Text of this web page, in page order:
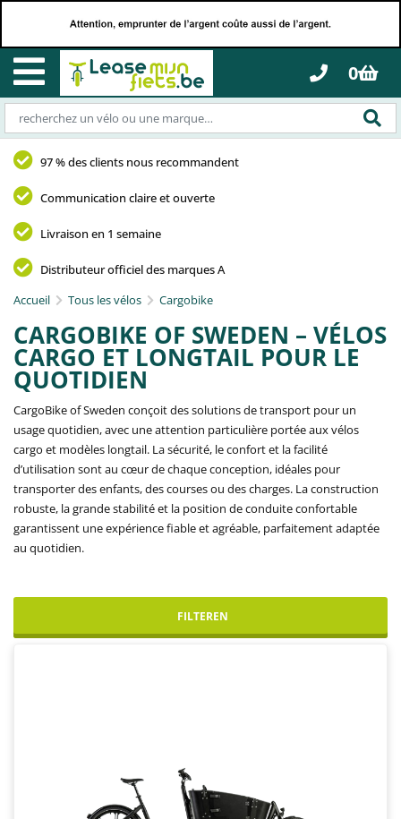
0
97 % des clients nous recommandent
Communication claire et ouverte
Livraison en 1 semaine
Distributeur officiel des marques A
Accueil
Tous les vélos Cargobike
CARGOBIKE OF SWEDEN – VÉLOS
CARGO ET LONGTAIL POUR LE
QUOTIDIEN
CargoBike of Sweden conçoit des solutions de transport pour un
usage quotidien, avec une attention particulière portée aux vélos
cargo et modèles longtail. La sécurité, le confort et la facilité
d’utilisation sont au cœur de chaque conception, idéales pour
transporter des enfants, des courses ou des charges. La construction
robuste, la grande stabilité et la position de conduite confortable
garantissent une expérience fiable et agréable, parfaitement adaptée
au quotidien.
FILTEREN